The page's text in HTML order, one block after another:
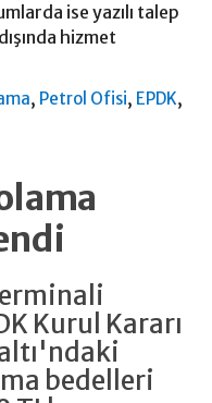
ise yazılı talep
hizmet
, Petrol Ofisi, EPDK,
Kurul Kararı
bedelleri